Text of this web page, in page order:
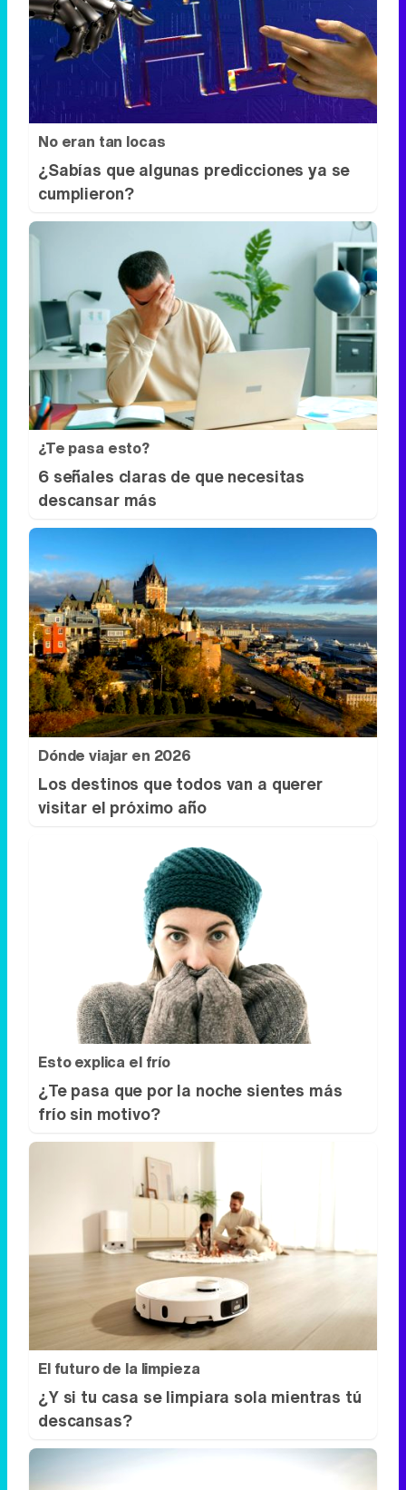
No eran tan locas
¿Sabías que algunas predicciones ya se
cumplieron?
¿Te pasa esto?
6 señales claras de que necesitas
descansar más
Dónde viajar en 2026
Los destinos que todos van a querer
visitar el próximo año
Esto explica el frío
¿Te pasa que por la noche sientes más
frío sin motivo?
El futuro de la limpieza
¿Y si tu casa se limpiara sola mientras tú
descansas?